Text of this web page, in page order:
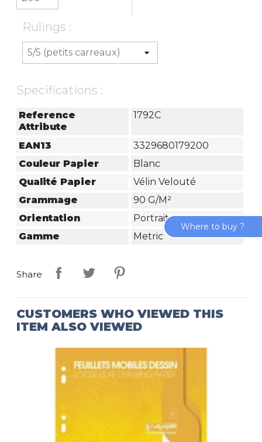
Rulings :
Specifications :
Reference
Attribute
1792C
EAN13
3329680179200
Couleur Papier
Blanc
Qualité Papier
Vélin Velouté
Grammage
90 G/m²
Orientation
Portrait
Gamme
Metric
Share
CUSTOMERS WHO VIEWED THIS
ITEM ALSO VIEWED
Where to buy ?